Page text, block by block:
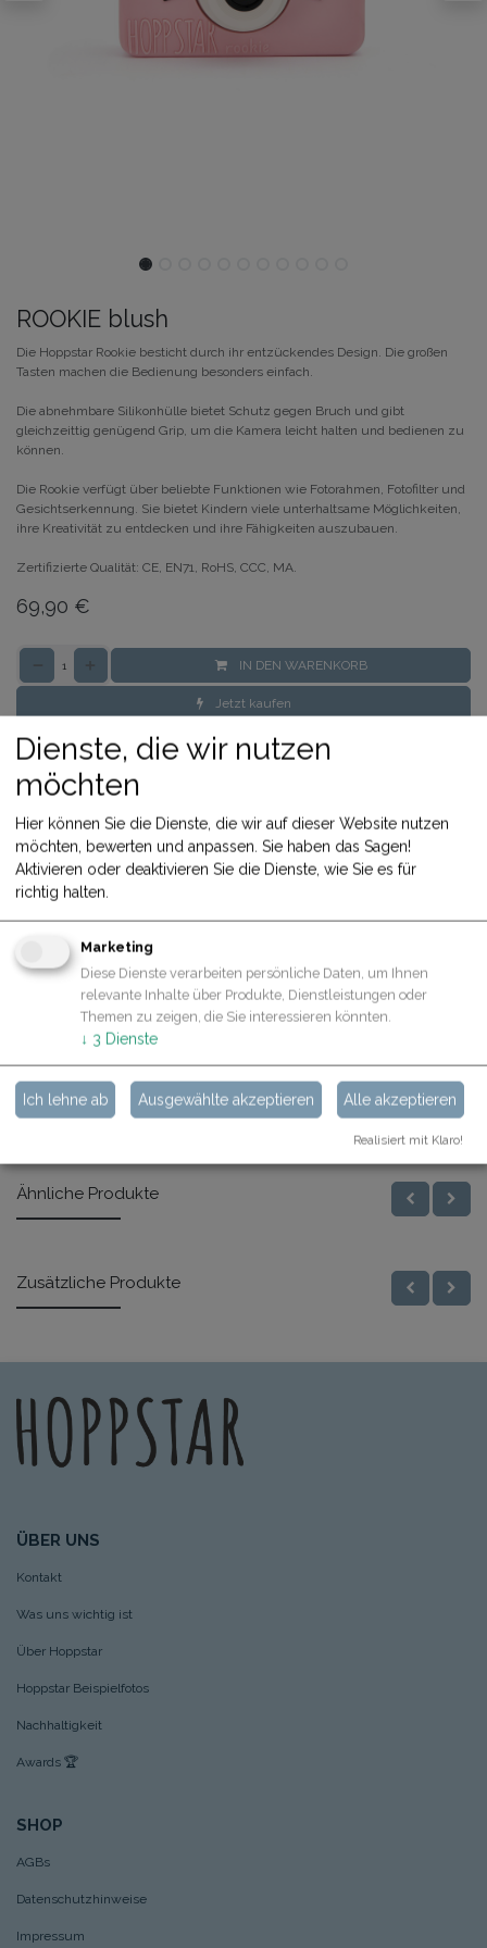
ROOKIE blush
Die Hoppstar Rookie besticht durch ihr entzückendes Design. Die großen
Tasten machen die Bedienung besonders einfach.
Die abnehmbare Silikonhülle bietet Schutz gegen Bruch und gibt
gleichzeittig genügend Grip, um die Kamera leicht halten und bedienen zu
können.
Die Rookie verfügt über beliebte Funktionen wie Fotorahmen, Fotofilter und
Gesichtserkennung. Sie bietet Kindern viele unterhaltsame Möglichkeiten,
ihre Kreativität zu entdecken und ihre Fähigkeiten auszubauen.
Zertifizierte Qualität: CE, EN71, RoHS, CCC, MA.
69,90 €
IN DEN WARENKORB
Jetzt kaufen
Zum Vergleich hinzufügen
Share
Allgemeine Geschäftsbedingungen
30-Tage-Geld-zurück-Garantie
Versand: 2-3 Geschäftstage
Beschreibung
Spezifikationen
Ähnliche Produkte
Zusätzliche Produkte
ÜBER UNS
Kontakt
Was uns wichtig ist
Über Hoppstar
Hoppstar Beispielfotos
Nachhaltigkeit
Awards 🏆
SHOP
AGBs
Datenschutzhinweise
Impressum
Dienste, die wir nutzen
möchten
Hier können Sie die Dienste, die wir auf dieser Website nutzen
möchten, bewerten und anpassen. Sie haben das Sagen!
Aktivieren oder deaktivieren Sie die Dienste, wie Sie es für
richtig halten.
Marketing
Diese Dienste verarbeiten persönliche Daten, um Ihnen
relevante Inhalte über Produkte, Dienstleistungen oder
Themen zu zeigen, die Sie interessieren könnten.
↓ 3 Dienste
Ich lehne ab Ausgewählte akzeptieren Alle akzeptieren
Realisiert mit Klaro!